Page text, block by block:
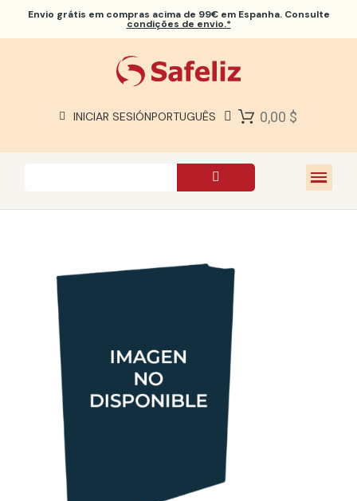
Envio grátis em compras acima de 99€ em Espanha. Consulte
condições de envio.*
INICIAR SESIÓNPORTUGUÊS 0,00 $
SOBRE NÓS